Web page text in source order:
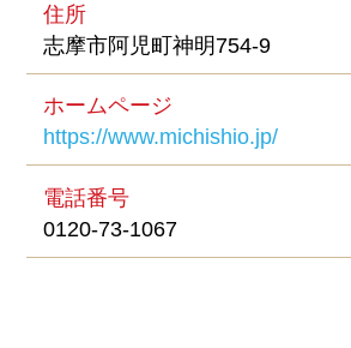
住所
志摩市阿児町神明754-9
ホームページ
https://www.michishio.jp/
電話番号
0120-73-1067